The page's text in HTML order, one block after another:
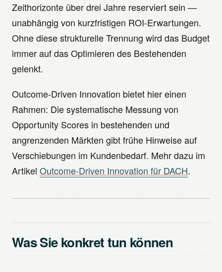
Zeithorizonte über drei Jahre reserviert sein —
unabhängig von kurzfristigen ROI-Erwartungen.
Ohne diese strukturelle Trennung wird das Budget
immer auf das Optimieren des Bestehenden
gelenkt.
Outcome-Driven Innovation bietet hier einen
Rahmen: Die systematische Messung von
Opportunity Scores in bestehenden und
angrenzenden Märkten gibt frühe Hinweise auf
Verschiebungen im Kundenbedarf. Mehr dazu im
Artikel Outcome-Driven Innovation für DACH.
Was Sie konkret tun können